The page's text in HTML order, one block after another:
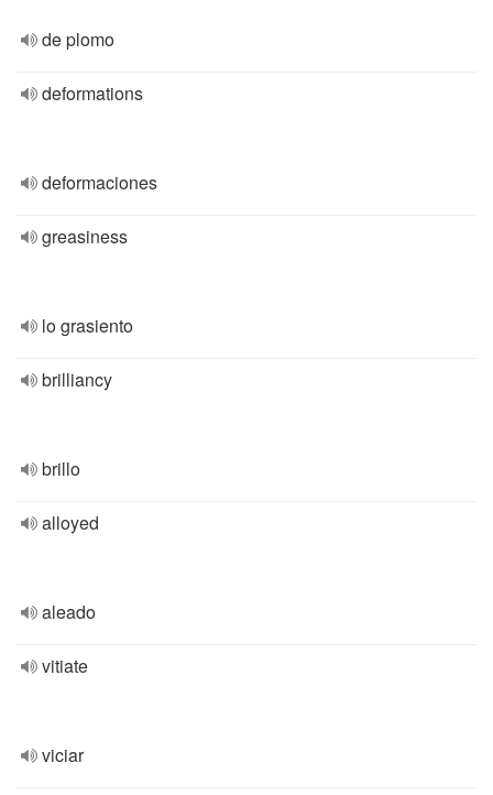
de plomo
deformations
deformaciones
greasiness
lo grasiento
brilliancy
brillo
alloyed
aleado
vitiate
viciar